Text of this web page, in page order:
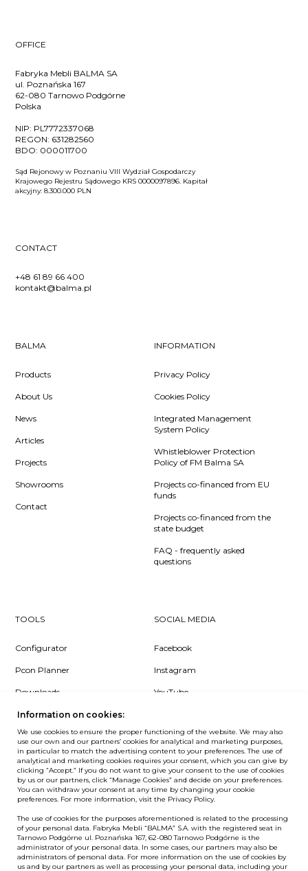
OFFICE
Fabryka Mebli BALMA SA
ul. Poznańska 167
62-080 Tarnowo Podgórne
Polska
NIP: PL7772337068
REGON: 631282560
BDO: 000011700
Sąd Rejonowy w Poznaniu VIII Wydział Gospodarczy
Krajowego Rejestru Sądowego KRS 0000097896. Kapitał
akcyjny: 8.300.000 PLN
CONTACT
+48 61 89 66 400
kontakt@balma.pl
BALMA
Products
About Us
News
Articles
Projects
Showrooms
Contact
INFORMATION
Privacy Policy
Cookies Policy
Integrated Management
System Policy
Whistleblower Protection
Policy of FM Balma SA
Projects co-financed from EU
funds
Projects co-financed from the
state budget
FAQ - frequently asked
questions
TOOLS
Configurator
Pcon Planner
Downloads
Log in
SOCIAL MEDIA
Facebook
Instagram
YouTube
NEWSLETTER
Want to be the first to know? Sign up to our Newsletter.
SIGN IN
Information on cookies:
We use cookies to ensure the proper functioning of the website. We may also
use our own and our partners’ cookies for analytical and marketing purposes,
in particular to match the advertising content to your preferences. The use of
analytical and marketing cookies requires your consent, which you can give by
clicking “Accept.” If you do not want to give your consent to the use of cookies
by us or our partners, click “Manage Cookies” and decide on your preferences.
You can withdraw your consent at any time by changing your cookie
preferences. For more information, visit the Privacy Policy.
The use of cookies for the purposes aforementioned is related to the processing
of your personal data. Fabryka Mebli “BALMA” S.A. with the registered seat in
Tarnowo Podgórne ul. Poznańska 167, 62-080 Tarnowo Podgórne is the
administrator of your personal data. In some cases, our partners may also be
administrators of personal data. For more information on the use of cookies by
us and by our partners as well as processing your personal data, including your